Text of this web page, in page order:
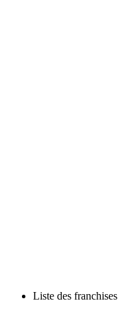
Liste des franchises